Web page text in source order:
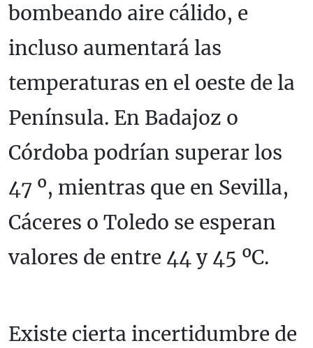
bombeando aire cálido, e
incluso aumentará las
temperaturas en el oeste de la
Península. En Badajoz o
Córdoba podrían superar los
47 º, mientras que en Sevilla,
Cáceres o Toledo se esperan
valores de entre 44 y 45 ºC.
Existe cierta incertidumbre de